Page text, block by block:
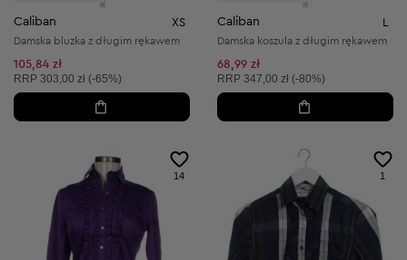
Caliban XS
Damska bluzka z długim rękawem
105,84 zł
Cena sugerowana:
RRP 303,00 zł (-65%)
Caliban L
Damska koszula z długim rękawem
68,99 zł
Cena sugerowana:
RRP 347,00 zł (-80%)
14 1